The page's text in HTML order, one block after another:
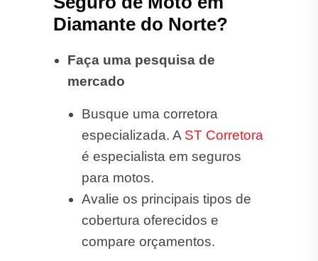
Diamante do Norte?
Faça uma pesquisa de
mercado
Busque uma corretora
especializada. A ST Corretora
é especialista em seguros
para motos.
Avalie os principais tipos de
cobertura oferecidos e
compare orçamentos.